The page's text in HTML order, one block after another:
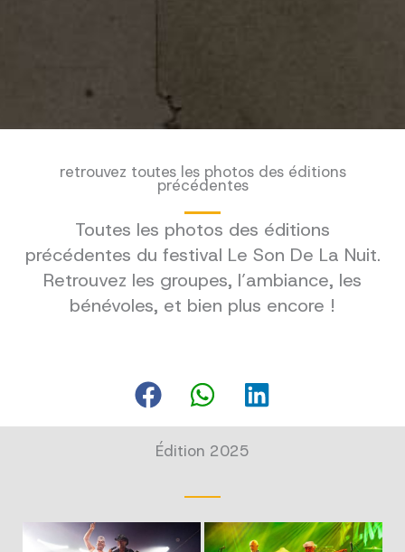
retrouvez toutes les photos des éditions
précédentes
Toutes les photos des éditions
précédentes du festival Le Son De La Nuit.
Retrouvez les groupes, l’ambiance, les
bénévoles, et bien plus encore !
Édition 2025